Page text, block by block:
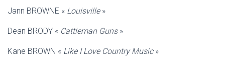
Jann BROWNE « Louisville»
Dean BRODY « Cattleman Guns»
Kane BROWN « Like I Love Country Music»